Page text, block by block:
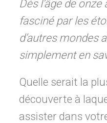
Dès l’âge de onze
fasciné par les
d’autres mondes
simplement en
Quelle serait la
découverte à
assister dans